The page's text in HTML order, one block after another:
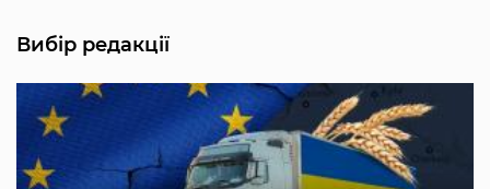
Вибір редакції